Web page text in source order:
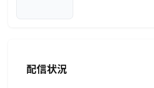
配信状況